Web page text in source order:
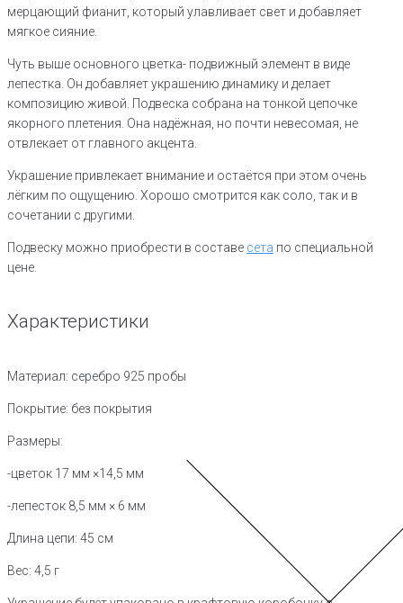
мерцающий фианит, который улавливает свет и добавляет
мягкое сияние.
Чуть выше основного цветка- подвижный элемент в виде
лепестка. Он добавляет украшению динамику и делает
композицию живой. Подвеска собрана на тонкой цепочке
якорного плетения. Она надёжная, но почти невесомая, не
отвлекает от главного акцента.
Украшение привлекает внимание и остаётся при этом очень
лёгким по ощущению. Хорошо смотрится как соло, так и в
сочетании с другими.
Подвеску можно приобрести в составе сета по специальной
цене.
Характеристики
Материал: серебро 925 пробы
Покрытие: без покрытия
Размеры:
-цветок 17 мм ×14,5 мм
-лепесток 8,5 мм × 6 мм
Длина цепи: 45 см
Вес: 4,5 г